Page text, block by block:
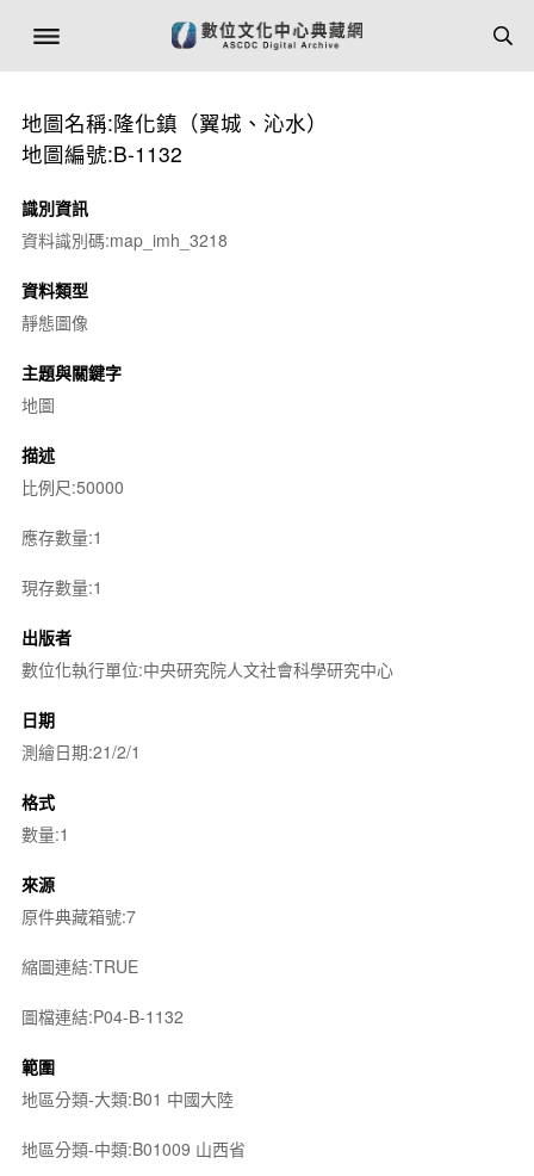
地圖名稱:隆化鎮（翼城、沁水）
地圖編號:B-1132
識別資訊
資料識別碼:map_imh_3218
資料類型
靜態圖像
主題與關鍵字
地圖
描述
比例尺:50000
應存數量:1
現存數量:1
出版者
數位化執行單位:中央研究院人文社會科學研究中心
日期
測繪日期:21/2/1
格式
數量:1
來源
原件典藏箱號:7
縮圖連結:TRUE
圖檔連結:P04-B-1132
範圍
地區分類-大類:B01 中國大陸
地區分類-中類:B01009 山西省